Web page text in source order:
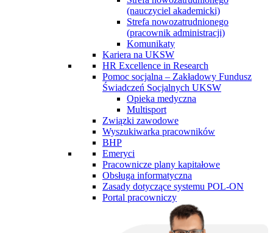
(nauczyciel akademicki)
Strefa nowozatrudnionego
(pracownik administracji)
Komunikaty
Kariera na UKSW
HR Excellence in Research
Pomoc socjalna – Zakładowy Fundusz
Świadczeń Socjalnych UKSW
Opieka medyczna
Multisport
Związki zawodowe
Wyszukiwarka pracowników
BHP
Emeryci
Pracownicze plany kapitałowe
Obsługa informatyczna
Zasady dotyczące systemu POL-ON
Portal pracowniczy